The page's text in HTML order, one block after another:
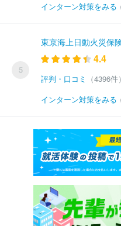
インターン対策をみる
5
東京海上日動火災保
4.4
評判・口コミ
（4396件）
インターン対策をみる